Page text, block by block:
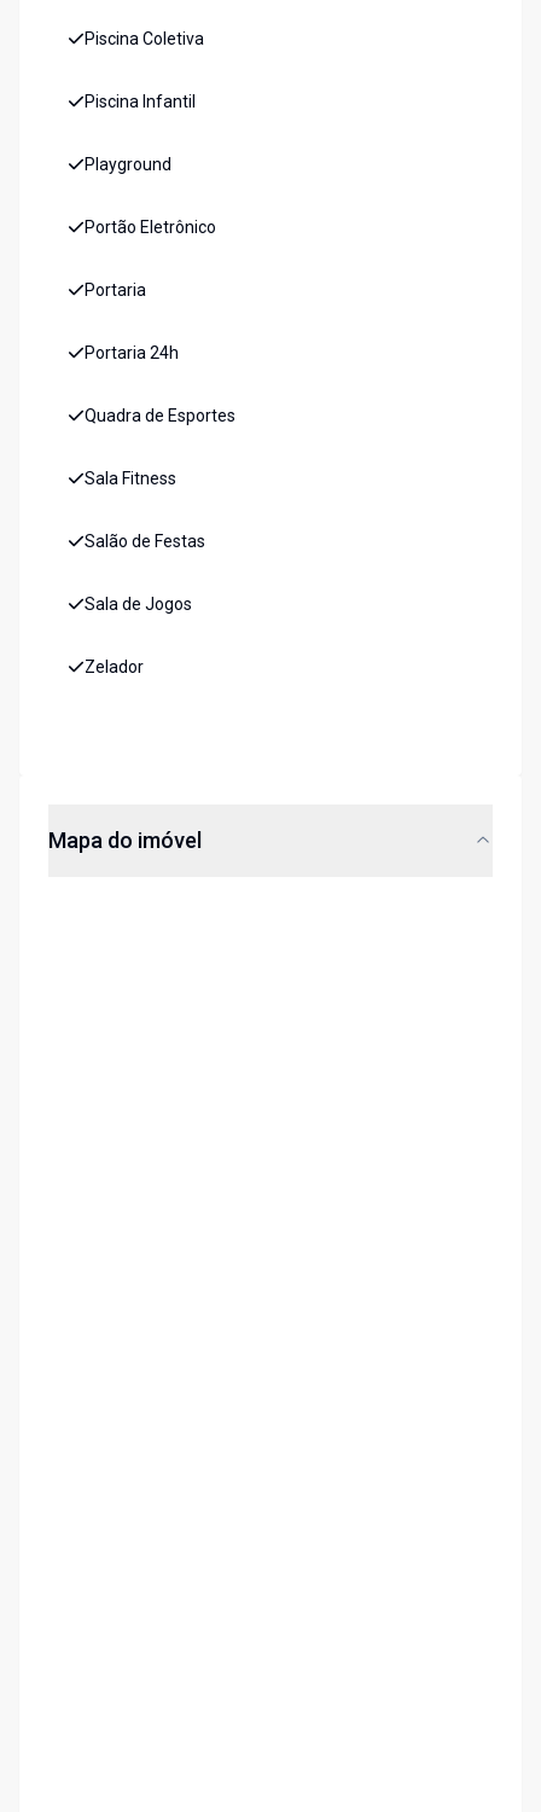
Piscina Coletiva
Piscina Infantil
Playground
Portão Eletrônico
Portaria
Portaria 24h
Quadra de Esportes
Sala Fitness
Salão de Festas
Sala de Jogos
Zelador
Mapa do imóvel